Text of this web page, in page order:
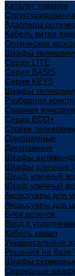
Каталог товаров
Адаптеры
Кабель витая
Оптические
Шкафы
Cерия LITE
Cерия BASIS
Cерия KEYS
Шкафы
Разборная
Сварная
Серия ECO+
Стойки
Однорамные
Двухрамные
Шкафы
Шкафы уличные
Шкаф уличный
Шкаф уличный
Аксессуары для
Аксессуары для
Блок розеток
Ввод с
Кабель канал
Универсальные
Решения на
Шкафы
Серверные